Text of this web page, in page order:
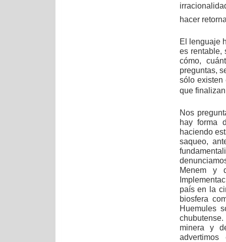
hacer
El lenguaje
es rentable,
cómo,
preguntas,
sólo existen
que finalizan
Nos
hay forma
haciendo
saqueo,
Menem y
país en la
biosfera
Huemules
minera y